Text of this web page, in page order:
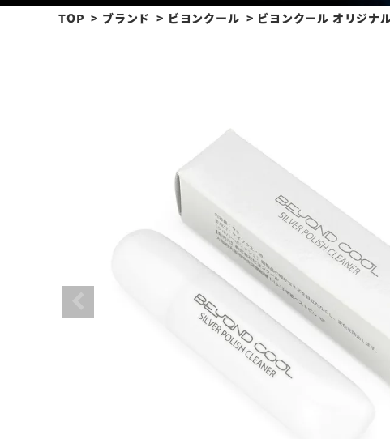
TOP ブランド ビヨンクール ビヨンクール オリジナ